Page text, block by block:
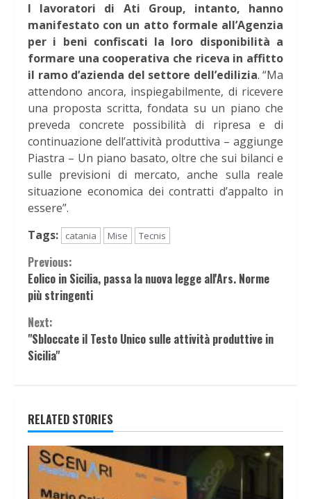
I lavoratori di Ati Group, intanto, hanno
manifestato con un atto formale all’Agenzia
per i beni confiscati la loro disponibilità a
formare una cooperativa che riceva in affitto
il ramo d’azienda del settore dell’edilizia. “Ma
attendono ancora, inspiegabilmente, di ricevere
una proposta scritta, fondata su un piano che
preveda concrete possibilità di ripresa e di
continuazione dell’attività produttiva – aggiunge
Piastra – Un piano basato, oltre che sui bilanci e
sulle previsioni di mercato, anche sulla reale
situazione economica dei contratti d’appalto in
essere”.
Tags:
catania Mise Tecnis
Continue
Reading
Previous:
Eolico in Sicilia, passa la nuova legge all'Ars. Norme
più stringenti
Next:
"Sbloccate il Testo Unico sulle attività produttive in
Sicilia"
RELATED STORIES